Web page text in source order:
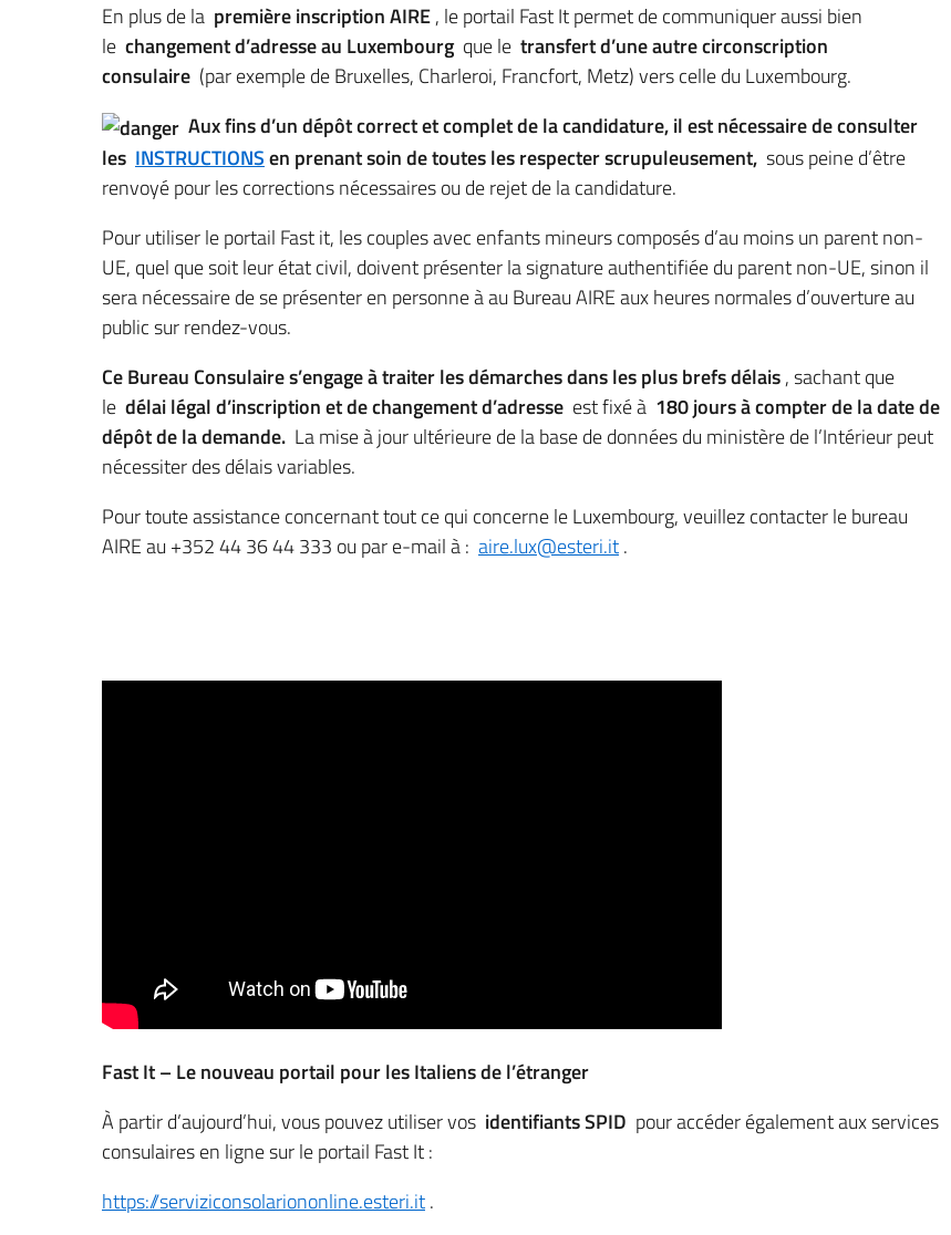
En plus de la première inscription AIRE, le portail Fast It permet de communiquer aussi bien
le changement d’adresse au Luxembourgque le transfert d’une autre circonscription
consulaire (par exemple de Bruxelles, Charleroi, Francfort, Metz) vers celle du Luxembourg.
Aux fins d’un dépôt correct et complet de la candidature, il est nécessaire de consulter
les INSTRUCTIONSen prenant soin de toutes les respecter scrupuleusement, sous peine d’être
renvoyé pour les corrections nécessaires ou de rejet de la candidature.
Pour utiliser le portail Fast it, les couples avec enfants mineurs composés d’au moins un parent non-
UE, quel que soit leur état civil, doivent présenter la signature authentifiée du parent non-UE, sinon il
sera nécessaire de se présenter en personne à au Bureau AIRE aux heures normales d’ouverture au
public sur rendez-vous.
Ce Bureau Consulaire s’engage à traiter les démarches dans les plus brefs délais, sachant que
le délai légal d’inscription et de changement d’adresse est fixé à 180 jours à compter de la date de
dépôt de la demande. La mise à jour ultérieure de la base de données du ministère de l’Intérieur peut
nécessiter des délais variables.
Pour toute assistance concernant tout ce qui concerne le Luxembourg, veuillez contacter le bureau
AIRE au +352 44 36 44 333 ou par e-mail à : aire.lux@esteri.it.
Fast It – Le nouveau portail pour les Italiens de l’étranger
À partir d’aujourd’hui, vous pouvez utiliser vos identifiants SPID pour accéder également aux services
consulaires en ligne sur le portail Fast It :
https://serviziconsolariononline.esteri.it.